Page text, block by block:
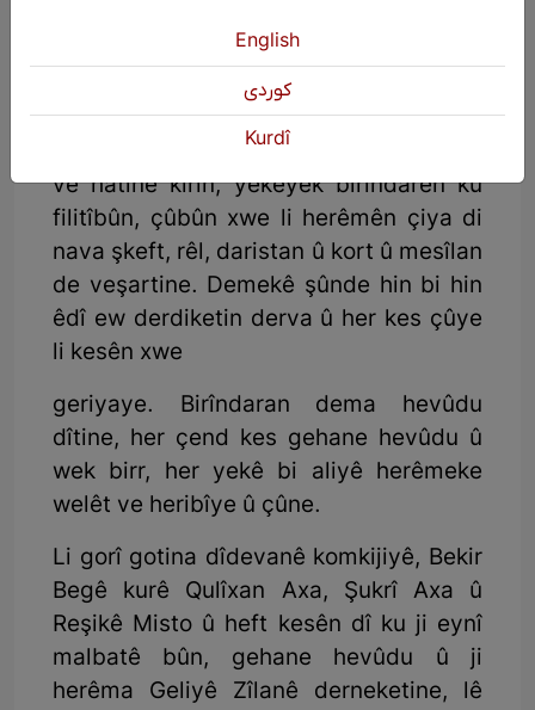
Hevdîtina Birîndaran
Piştî ew qas Komkujiyên ku li Geliyên
Zîlanê, ji aliyê leşkerên dewleta Tirkiyê
ve hatine kirin, yekeyek birîndarên ku
filitîbûn, çûbûn xwe li herêmên çiya di
nava şkeft, rêl, daristan û kort û mesîlan
de veşartine. Demekê şûnde hin bi hin
êdî ew derdiketin derva û her kes çûye
li kesên xwe
geriyaye. Birîndaran dema hevûdu
dîtine, her çend kes gehane hevûdu û
wek birr, her yekê bi aliyê herêmeke
welêt ve heribîye û çûne.
Li gorî gotina dîdevanê komkijiyê, Bekir
Begê kurê Qulîxan Axa, Şukrî Axa û
Reşikê Misto û heft kesên dî ku ji eynî
malbatê bûn, gehane hevûdu û ji
herêma Geliyê Zîlanê derneketine, lê
English
كوردی
Kurdî